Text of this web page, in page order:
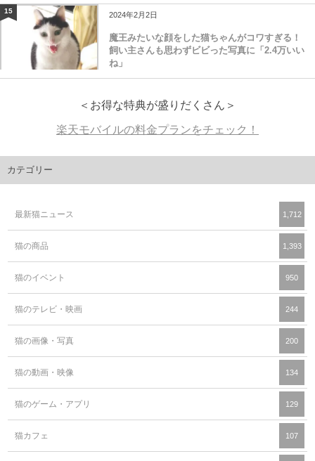
15 2024年2月2日
魔王みたいな顔をした猫ちゃんがコワすぎる！
飼い主さんも思わずビビった写真に「2.4万いい
ね」
＜お得な特典が盛りだくさん＞
楽天モバイルの料金プランをチェック！
カテゴリー
最新猫ニュース 1,712
猫の商品 1,393
猫のイベント 950
猫のテレビ・映画 244
猫の画像・写真 200
猫の動画・映像 134
猫のゲーム・アプリ 129
猫カフェ 107